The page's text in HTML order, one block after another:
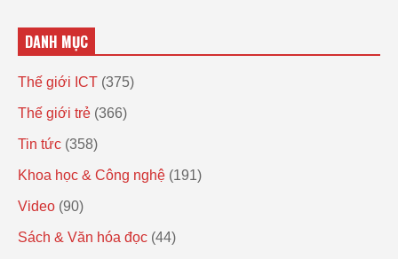
DANH MỤC
Thế giới ICT (375)
Thế giới trẻ (366)
Tin tức (358)
Khoa học & Công nghệ (191)
Video (90)
Sách & Văn hóa đọc (44)